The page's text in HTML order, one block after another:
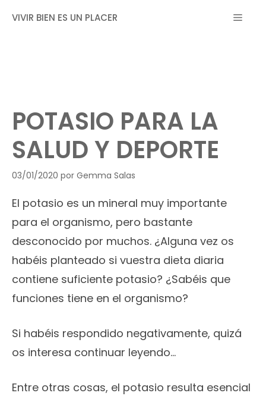
VIVIR BIEN ES UN PLACER MENÚ
POTASIO PARA LA
SALUD Y DEPORTE
03/01/2020 por Gemma Salas
El potasio es un mineral muy importante
para el organismo, pero bastante
desconocido por muchos. ¿Alguna vez os
habéis planteado si vuestra dieta diaria
contiene suficiente potasio? ¿Sabéis que
funciones tiene en el organismo?
Si habéis respondido negativamente, quizá
os interesa continuar leyendo…
Entre otras cosas, el potasio resulta esencial